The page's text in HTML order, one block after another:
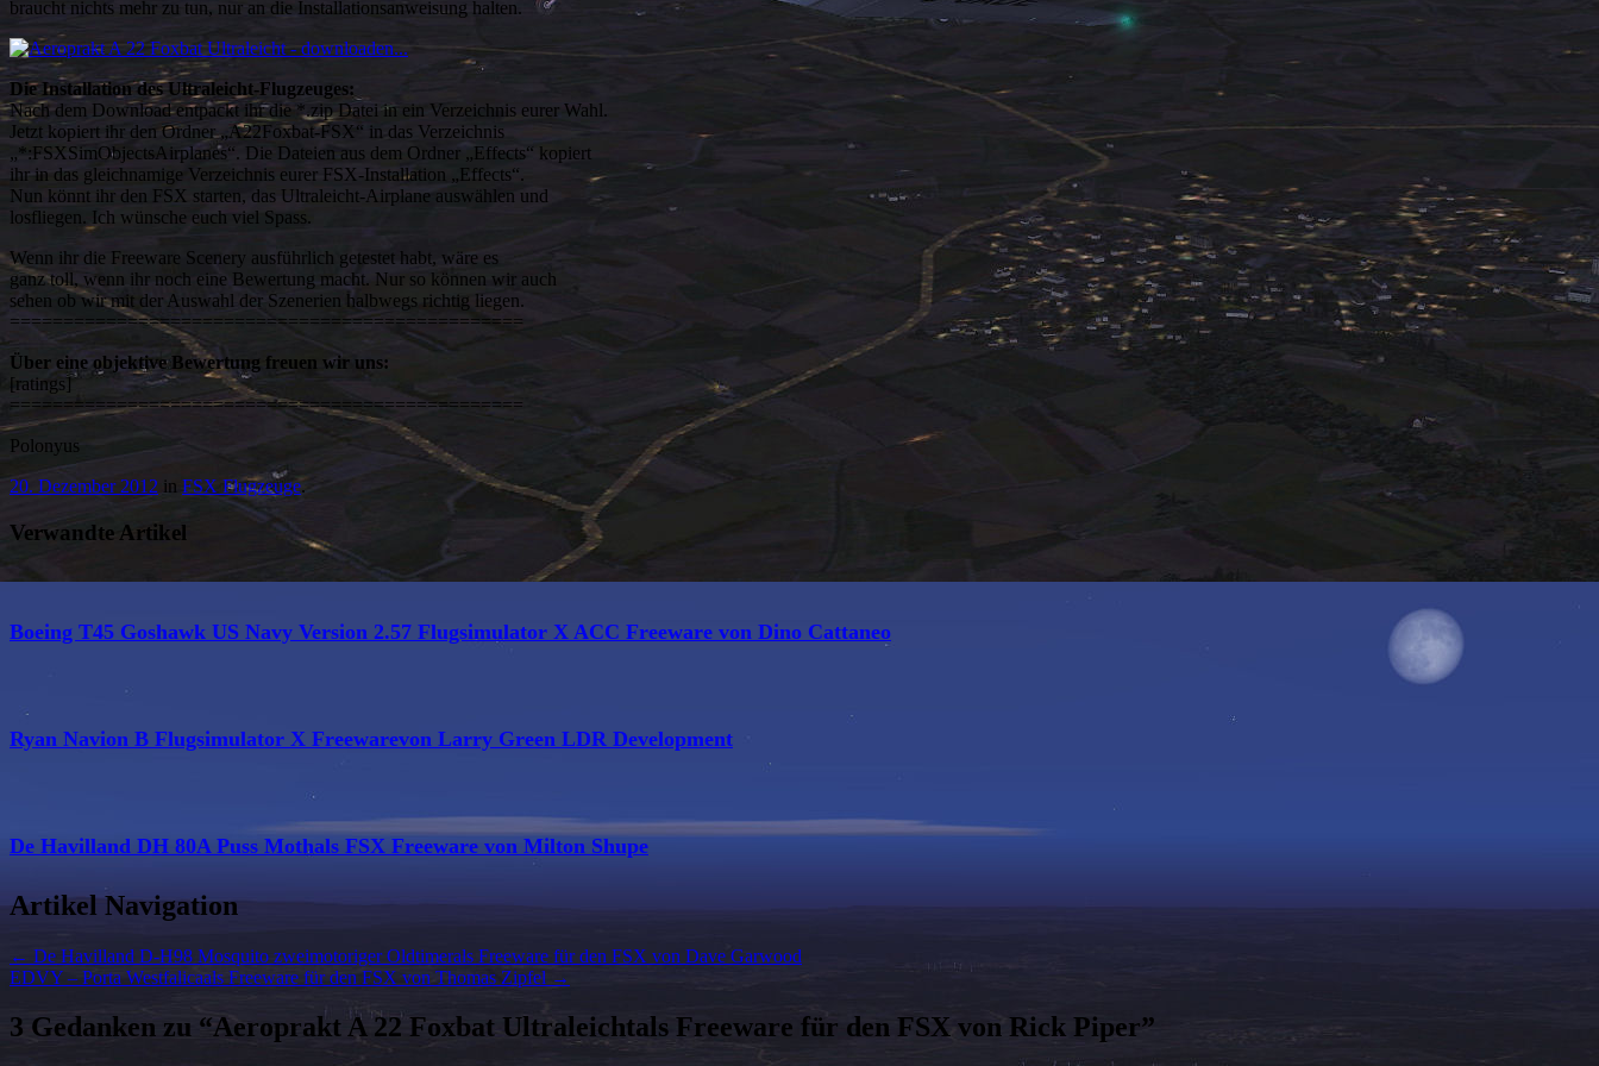
braucht nichts mehr zu tun, nur an die Installationsanweisung halten.
Die Installation des Ultraleicht-Flugzeuges:
Nach dem Download entpackt ihr die *.zip Datei in ein Verzeichnis eurer Wahl.
Jetzt kopiert ihr den Ordner „A22Foxbat-FSX“ in das Verzeichnis
„*:FSXSimObjectsAirplanes“. Die Dateien aus dem Ordner „Effects“ kopiert
ihr in das gleichnamige Verzeichnis eurer FSX-Installation „Effects“.
Nun könnt ihr den FSX starten, das Ultraleicht-Airplane auswählen und
losfliegen. Ich wünsche euch viel Spass.
Wenn ihr die Freeware Scenery ausführlich getestet habt, wäre es
ganz toll, wenn ihr noch eine Bewertung macht. Nur so können wir auch
sehen ob wir mit der Auswahl der Szenerien halbwegs richtig liegen.
================================================
Über eine objektive Bewertung freuen wir uns:
[ratings]
================================================
Polonyus
20. Dezember 2012 in FSX Flugzeuge.
Verwandte Artikel
Boeing T45 Goshawk US Navy Version 2.57 Flugsimulator X ACC Freeware von Dino Cattaneo
Ryan Navion B Flugsimulator X Freewarevon Larry Green LDR Development
De Havilland DH 80A Puss Mothals FSX Freeware von Milton Shupe
Artikel Navigation
← De Havilland D-H98 Mosquito zweimotoriger Oldtimerals Freeware für den FSX von Dave Garwood
EDVY – Porta Westfalicaals Freeware für den FSX von Thomas Zipfel →
3 Gedanken zu “Aeroprakt A 22 Foxbat Ultraleichtals Freeware für den FSX von Rick Piper”